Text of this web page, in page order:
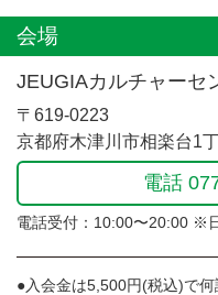
会場
JEUGIAカルチャーセ
〒619-0223
京都府木津川市相楽台1
電話
電話受付：10:00〜20:00 ※
●入会金は5,500円(税込)で